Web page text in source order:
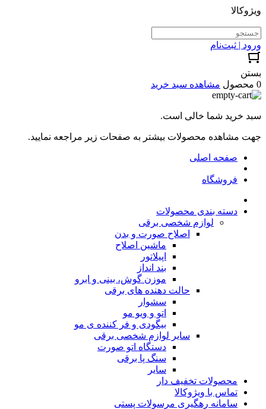
ویژوکالا
ورود | ثبت‌نام
بستن
0 محصول
مشاهده سبد خرید
سبد خرید شما خالی است.
جهت مشاهده محصولات بیشتر به صفحات زیر مراجعه نمایید.
صفحه اصلی
فروشگاه
دسته بندی محصولات
لوازم شخصی برقی
اصلاح صورت و بدن
ماشین اصلاح
اپیلاتور
بند انداز
موزن گوش، بینی و ابرو
حالت دهنده های برقی
سشوار
اتو و ویو مو
بیگودی و فر کننده ی مو
سایر لوازم شخصی برقی
دستگاه اتو صورت
سنگ پا برقی
سایر
محصولات تخفیف دار
تماس با ویژوکالا
سامانه رهگیری مرسولات پستی